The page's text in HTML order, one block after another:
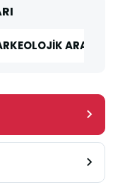
ARAMA